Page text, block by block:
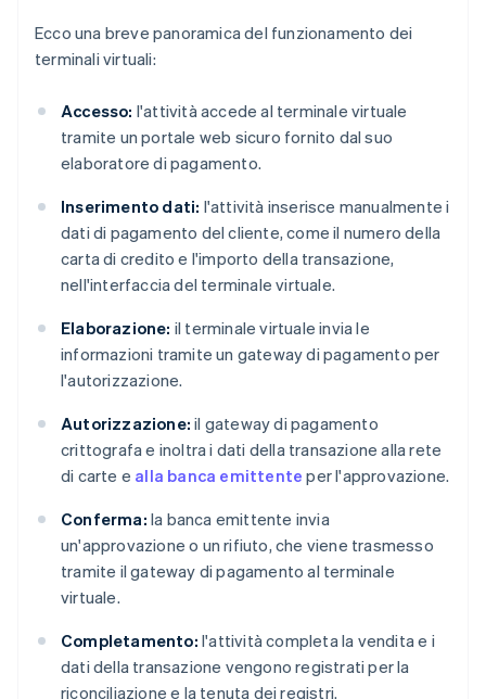
Ecco una breve panoramica del funzionamento dei
terminali virtuali:
Accesso: l'attività accede al terminale virtuale
tramite un portale web sicuro fornito dal suo
elaboratore di pagamento.
Inserimento dati: l'attività inserisce manualmente i
dati di pagamento del cliente, come il numero della
carta di credito e l'importo della transazione,
nell'interfaccia del terminale virtuale.
Elaborazione: il terminale virtuale invia le
informazioni tramite un gateway di pagamento per
l'autorizzazione.
Autorizzazione: il gateway di pagamento
crittografa e inoltra i dati della transazione alla rete
di carte e alla banca emittente per l'approvazione.
Conferma: la banca emittente invia
un'approvazione o un rifiuto, che viene trasmesso
tramite il gateway di pagamento al terminale
virtuale.
Completamento: l'attività completa la vendita e i
dati della transazione vengono registrati per la
riconciliazione e la tenuta dei registri.